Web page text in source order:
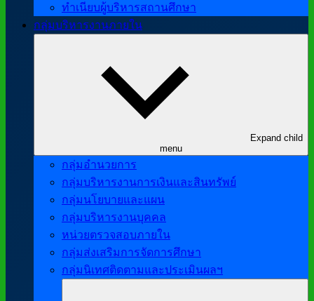
ทำเนียบผู้บริหารสถานศึกษา
กลุ่มบริหารงานภายใน
Expand child
menu
กลุ่มอำนวยการ
กลุ่มบริหารงานการเงินและสินทรัพย์
กลุ่มนโยบายและแผน
กลุ่มบริหารงานบุคคล
หน่วยตรวจสอบภายใน
กลุ่มส่งเสริมการจัดการศึกษา
กลุ่มนิเทศติดตามและประเมินผลฯ